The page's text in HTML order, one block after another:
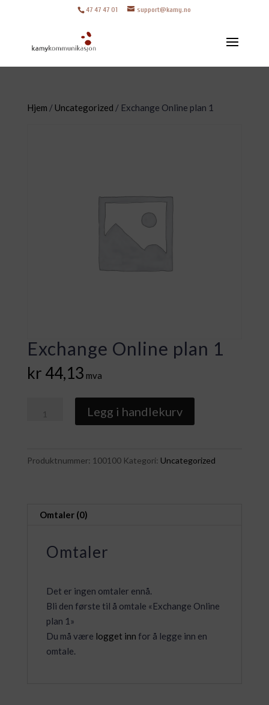
47 47 47 01 support@kamy.no
Hjem / Uncategorized / Exchange Online plan 1
Exchange Online plan 1
kr 44,13 mva
Online
antall
Legg i handlekurv
Produktnummer: 100100 Kategori: Uncategorized
Omtaler (0)
Omtaler
Det er ingen omtaler ennå.
Bli den første til å omtale «Exchange Online
plan 1»
Du må være logget inn for å legge inn en
omtale.